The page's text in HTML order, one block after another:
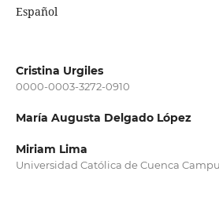
Español
Cristina Urgiles
0000-0003-3272-0910
María Augusta Delgado López
Miriam Lima
Universidad Católica de Cuenca